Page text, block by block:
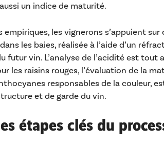
un indice de maturité.
les vignerons s’appuient sur
les baies, réalisée à l’aide d’un
futur vin. L’analyse de l’acidité est tout
les raisins rouges, l’évaluation de la
responsables de la couleur,
et de garde du vin.
étapes clés du